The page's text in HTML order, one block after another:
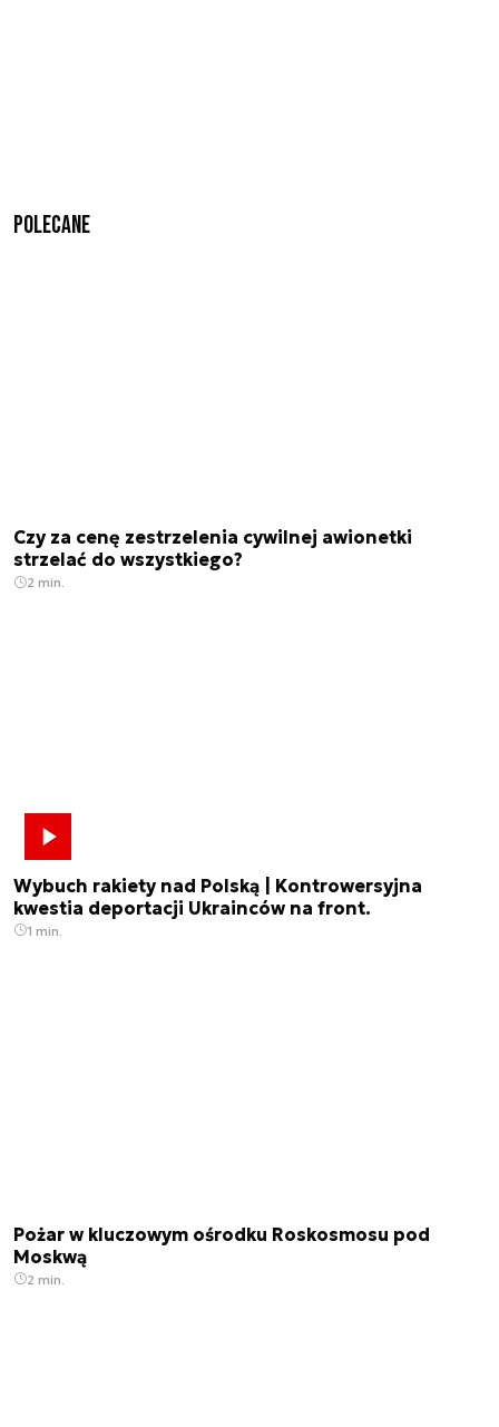
Polecane
Czy za cenę zestrzelenia cywilnej awionetki
strzelać do wszystkiego?
2 min.
Wybuch rakiety nad Polską | Kontrowersyjna
kwestia deportacji Ukrainców na front.
1 min.
Pożar w kluczowym ośrodku Roskosmosu pod
Moskwą
2 min.